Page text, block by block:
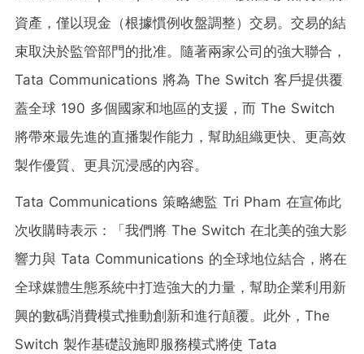
資產，僅以現金（根據慣例收盤調整）交易。交易的結
束取決於監管部門的批准。隨著兩家公司的強大聯合，
Tata Communications 將為 The Switch 客戶提供覆
蓋全球 190 多個國家和地區的支援，而 The Switch
將帶來最先進的直播製作能力，幫助組織更快、更高效
製作優質、更具沉浸感的內容。
Tata Communications 策略總監 Tri Pham 在宣佈此
次收購時表示：「我們將 The Switch 在北美的強大影
響力與 Tata Communications 的全球地位結合，將在
全球媒體生態系統中打造強大的力量，幫助企業利用新
興的數碼消費模式推動創新和進行顛覆。此外，The
Switch 製作基礎設施即服務模式將使 Tata